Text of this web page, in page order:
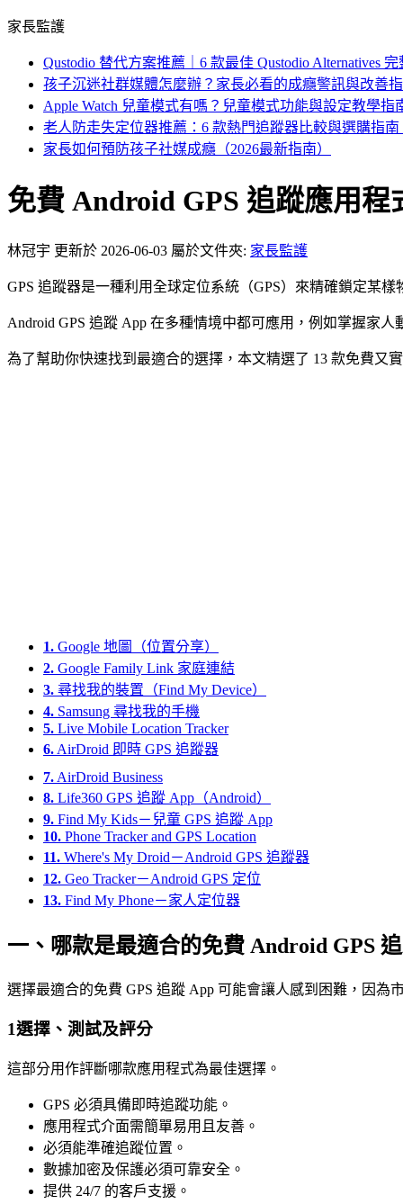
家長監護
Qustodio 替代方案推薦｜6 款最佳 Qustodio Alternatives
孩子沉迷社群媒體怎麼辦？家長必看的成癮警訊與改善
Apple Watch 兒童模式有嗎？兒童模式功能與設定教學指
老人防走失定位器推薦：6 款熱門追蹤器比較與選購指南
家長如何預防孩子社媒成癮（2026最新指南）
免費 Android GPS 追蹤應用
林冠宇 更新於 2026-06-03 屬於文件夾: 家長監護
GPS 追蹤器是一種利用全球定位系統（GPS）來精確鎖定某
Android GPS 追蹤 App 在多種情境中都可應用，例如掌握家人
為了幫助你快速找到最適合的選擇，本文精選了 13 款免費又
1. Google 地圖（位置分享）
2. Google Family Link 家庭連結
3. 尋找我的裝置（Find My Device）
4. Samsung 尋找我的手機
5. Live Mobile Location Tracker
6. AirDroid 即時 GPS 追蹤器
7. AirDroid Business
8. Life360 GPS 追蹤 App（Android）
9. Find My Kids－兒童 GPS 追蹤 App
10. Phone Tracker and GPS Location
11. Where's My Droid－Android GPS 追蹤器
12. Geo Tracker－Android GPS 定位
13. Find My Phone－家人定位器
一、哪款是最適合的免費 Android GPS
選擇最適合的免費 GPS 追蹤 App 可能會讓人感到困難，因
1選擇、測試及評分
這部分用作評斷哪款應用程式為最佳選擇。
GPS 必須具備即時追蹤功能。
應用程式介面需簡單易用且友善。
必須能準確追蹤位置。
數據加密及保護必須可靠安全。
提供 24/7 的客戶支援。